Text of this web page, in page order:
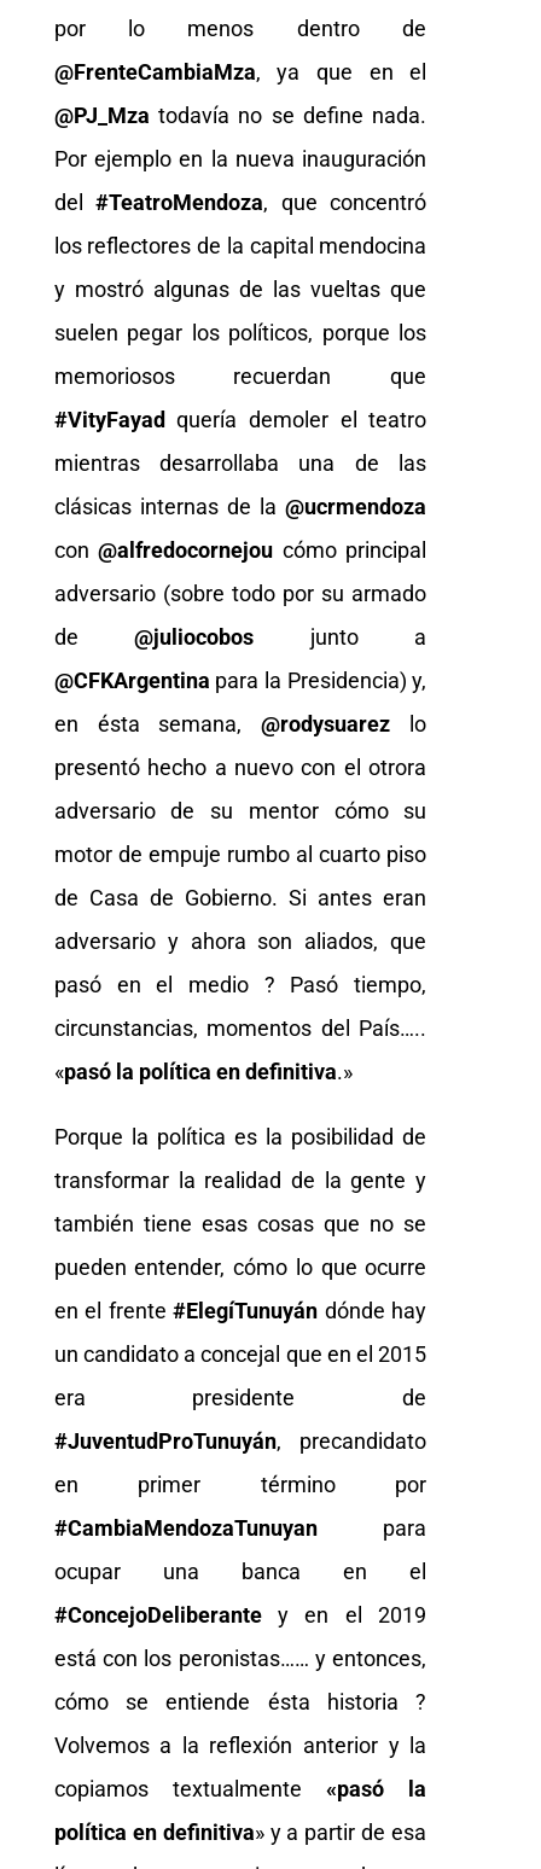
por lo menos dentro de
@FrenteCambiaMza, ya que en el
@PJ_Mza todavía no se define nada.
Por ejemplo en la nueva inauguración
del#TeatroMendoza, que concentró
los reflectores de la capital mendocina
y mostró algunas de las vueltas que
suelen pegar los políticos, porque los
memoriosos recuerdan que
#VityFayad quería demoler el teatro
mientras desarrollaba una de las
clásicas internas de la@ucrmendoza
con@alfredocornejou cómo principal
adversario (sobre todo por su armado
de@juliocobos junto a
@CFKArgentina para la Presidencia) y,
en ésta semana,@rodysuarez lo
presentó hecho a nuevo con el otrora
adversario de su mentor cómo su
motor de empuje rumbo al cuarto piso
de Casa de Gobierno. Si antes eran
adversario y ahora son aliados, que
pasó en el medio ? Pasó tiempo,
circunstancias, momentos del País…..
«pasó la política en definitiva.»
Porque la política es la posibilidad de
transformar la realidad de la gente y
también tiene esas cosas que no se
pueden entender, cómo lo que ocurre
en el frente#ElegíTunuyán dónde hay
un candidato a concejal que en el 2015
era presidente de
#JuventudProTunuyán, precandidato
en primer término por
#CambiaMendozaTunuyanpara
ocupar una banca en el
#ConcejoDeliberantey en el 2019
está con los peronistas…… y entonces,
cómo se entiende ésta historia ?
Volvemos a la reflexión anterior y la
copiamos textualmente«pasó la
política en definitiva» y a partir de esa